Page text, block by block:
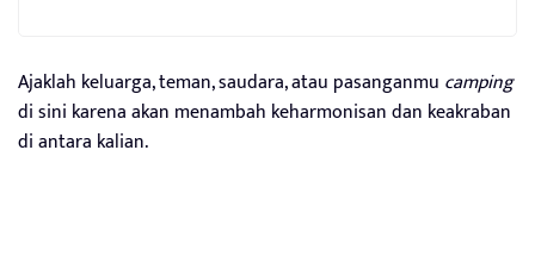
Ajaklah keluarga, teman, saudara, atau pasanganmu camping
di sini karena akan menambah keharmonisan dan keakraban
di antara kalian.